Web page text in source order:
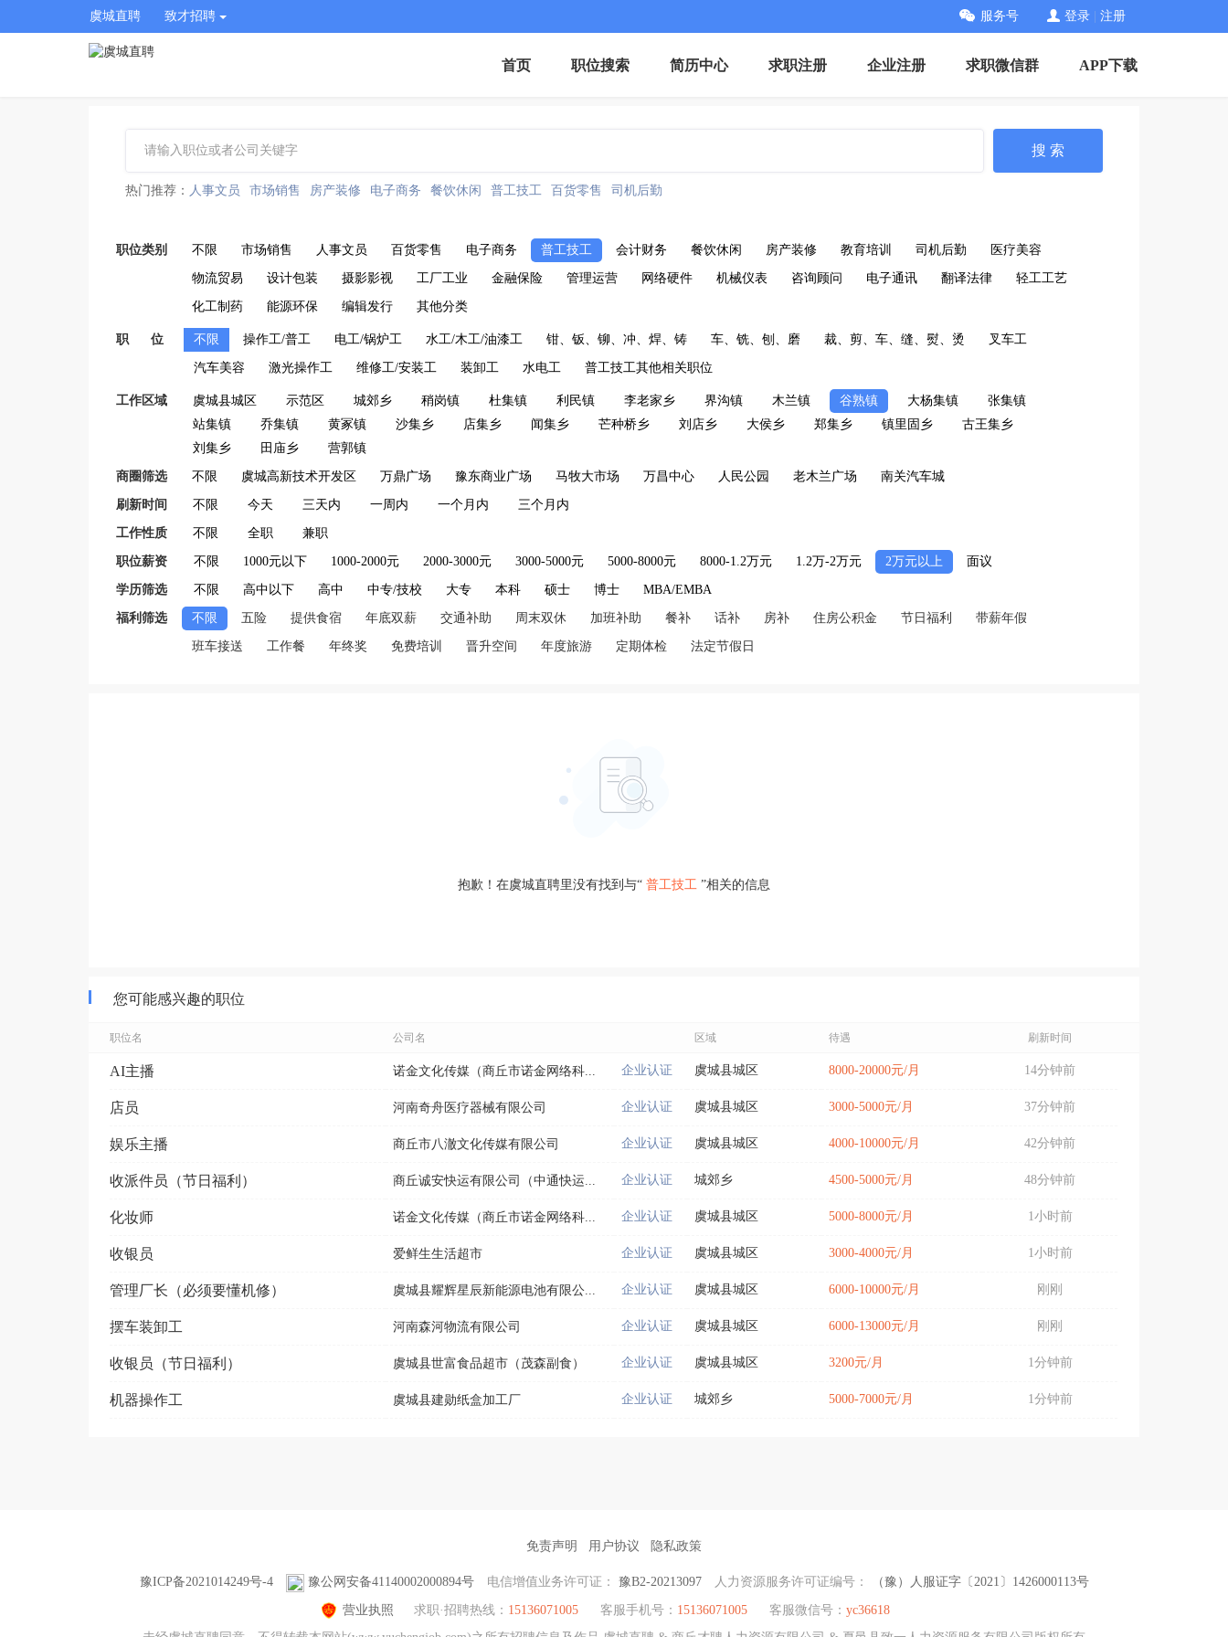
虞城直聘 致才招聘 服务号 登录 注册
首页 职位搜索 简历中心 求职注册 企业注册 求职微信群 APP下载
搜 索
热门推荐： 人事文员 市场销售 房产装修 电子商务 餐饮休闲 普工技工 百货零售 司机后勤
职位类别 不限 市场销售 人事文员 百货零售 电子商务 普工技工 会计财务 餐饮休闲 房产装修 教育培训 司机后勤 医疗美容
物流贸易 设计包装 摄影影视 工厂工业 金融保险 管理运营 网络硬件 机械仪表 咨询顾问 电子通讯 翻译法律 轻工工艺
化工制药 能源环保 编辑发行 其他分类
职 位 不限 操作工/普工 电工/锅炉工 水工/木工/油漆工 钳、钣、铆、冲、焊、铸 车、铣、刨、磨 裁、剪、车、缝、熨、烫 叉车工
汽车美容 激光操作工 维修工/安装工 装卸工 水电工 普工技工其他相关职位
工作区域 虞城县城区 示范区 城郊乡 稍岗镇 杜集镇 利民镇 李老家乡 界沟镇 木兰镇 谷熟镇 大杨集镇
张集镇
站集镇
乔集镇 黄冢镇 沙集乡 店集乡 闻集乡 芒种桥乡 刘店乡 大侯乡 郑集乡 镇里固乡
古王集乡
刘集乡
田庙乡 营郭镇
商圈筛选 不限 虞城高新技术开发区 万鼎广场 豫东商业广场 马牧大市场 万昌中心 人民公园 老木兰广场 南关汽车城
刷新时间 不限 今天 三天内 一周内 一个月内 三个月内
工作性质 不限 全职 兼职
职位薪资 不限 1000元以下 1000-2000元 2000-3000元 3000-5000元 5000-8000元 8000-1.2万元 1.2万-2万元 2万元以上 面议
学历筛选 不限 高中以下 高中 中专/技校 大专 本科 硕士 博士 MBA/EMBA
福利筛选 不限 五险 提供食宿 年底双薪 交通补助 周末双休 加班补助 餐补 话补 房补 住房公积金 节日福利 带薪年假
班车接送 工作餐 年终奖 免费培训 晋升空间 年度旅游 定期体检 法定节假日
抱歉！在虞城直聘里没有找到与“ 普工技工 ”相关的信息
您可能感兴趣的职位
职位名 公司名 区域 待遇 刷新时间
AI主播 诺金文化传媒（商丘市诺金网络科... 企业认证 虞城县城区 8000-20000元/月 14分钟前
店员 河南奇舟医疗器械有限公司 企业认证 虞城县城区 3000-5000元/月 37分钟前
娱乐主播 商丘市八澈文化传媒有限公司 企业认证 虞城县城区 4000-10000元/月 42分钟前
收派件员（节日福利） 商丘诚安快运有限公司（中通快运... 企业认证 城郊乡 4500-5000元/月 48分钟前
化妆师 诺金文化传媒（商丘市诺金网络科... 企业认证 虞城县城区 5000-8000元/月 1小时前
收银员 爱鲜生生活超市 企业认证 虞城县城区 3000-4000元/月 1小时前
管理厂长（必须要懂机修） 虞城县耀辉星辰新能源电池有限公... 企业认证 虞城县城区 6000-10000元/月 刚刚
摆车装卸工 河南森河物流有限公司 企业认证 虞城县城区 6000-13000元/月 刚刚
收银员（节日福利） 虞城县世富食品超市（茂森副食） 企业认证 虞城县城区 3200元/月 1分钟前
机器操作工 虞城县建勋纸盒加工厂 企业认证 城郊乡 5000-7000元/月 1分钟前
免责声明 用户协议 隐私政策
豫ICP备2021014249号-4 豫公网安备41140002000894号 电信增值业务许可证： 豫B2-20213097 人力资源服务许可证编号： （豫）人服证字〔2021〕1426000113号
营业执照 求职·招聘热线： 15136071005 客服手机号： 15136071005 客服微信号： yc36618